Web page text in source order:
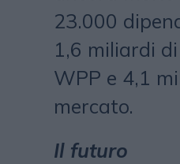
23.000
1,6 miliardi
WPP e 4,1
mercato.
Il futuro